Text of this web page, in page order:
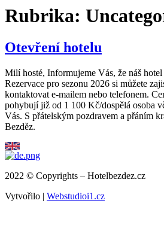
Skip
to
Rubrika:
Otevření hotelu
Milí hosté, Informujeme Vás, že náš
Rezervace pro sezonu 2026 si můžete
kontaktovat e-mailem nebo telefonem.
pohybují již od 1 100 Kč/dospělá osoba
Vás. S přátelským pozdravem a přáním
Bezděz.
2022 © Copyrights – Hotelbezdez.cz
Vytvořilo | Webstudioi1.cz